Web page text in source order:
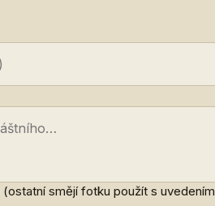
(ostatní smějí fotku použít s uvedením